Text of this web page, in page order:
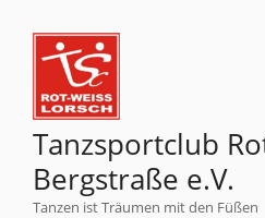
Tanzsportclub
Bergstraße e.V.
Tanzen ist Träumen mit den Füßen